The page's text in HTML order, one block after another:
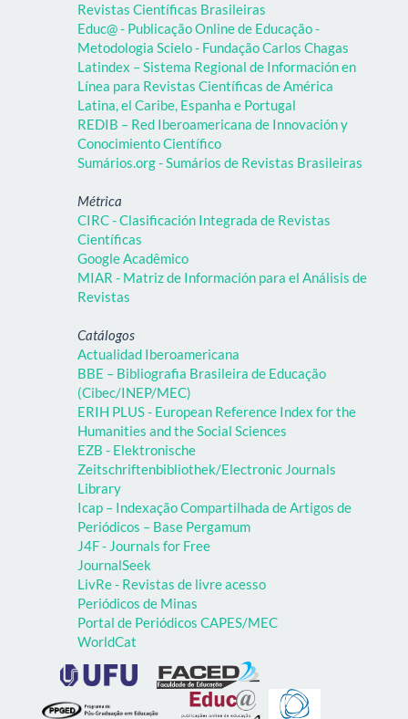
Revistas Científicas Brasileiras
Educ@ - Publicação Online de Educação -
Metodologia Scielo - Fundação Carlos Chagas
Latindex – Sistema Regional de Información en
Línea para Revistas Científicas de América
Latina, el Caribe, Espanha e Portugal
REDIB – Red Iberoamericana de Innovación y
Conocimiento Científico
Sumários.org - Sumários de Revistas Brasileiras
Métrica
CIRC - Clasificación Integrada de Revistas
Científicas
Google Acadêmico
MIAR - Matriz de Información para el Análisis de
Revistas
Catálogos
Actualidad Iberoamericana
BBE – Bibliografia Brasileira de Educação
(Cibec/INEP/MEC)
ERIH PLUS - European Reference Index for the
Humanities and the Social Sciences
EZB - Elektronische
Zeitschriftenbibliothek/Electronic Journals
Library
Icap – Indexação Compartilhada de Artigos de
Periódicos – Base Pergamum
J4F - Journals for Free
JournalSeek
LivRe - Revistas de livre acesso
Periódicos de Minas
Portal de Periódicos CAPES/MEC
WorldCat